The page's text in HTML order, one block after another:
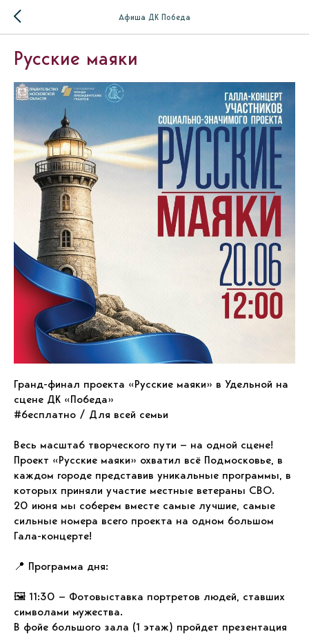
Афиша ДК Победа
Русские маяки
Гранд-финал проекта «Русские маяки» в Удельной на
сцене ДК «Победа»
#бесплатно / Для всей семьи
Весь масштаб творческого пути — на одной сцене!
Проект «Русские маяки» охватил всё Подмосковье, в
каждом городе представив уникальные программы, в
которых приняли участие местные ветераны СВО.
20 июня мы соберем вместе самые лучшие, самые
сильные номера всего проекта на одном большом
Гала-концерте!
📍 Программа дня:
🖼 11:30 — Фотовыставка портретов людей, ставших
символами мужества.
В фойе большого зала (1 этаж) пройдет презентация